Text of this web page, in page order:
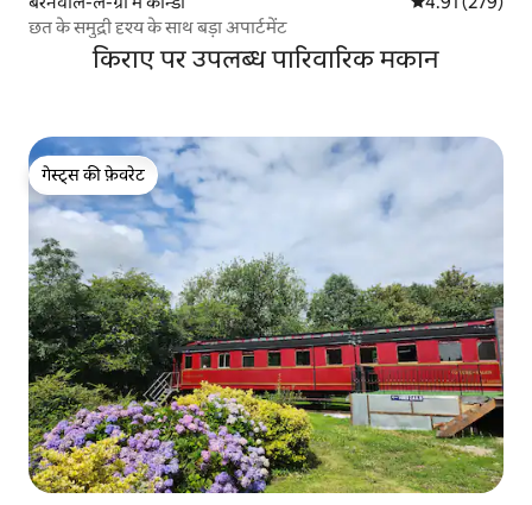
छत के समुद्री दृश्य के साथ बड़ा अपार्टमेंट
किराए पर उपलब्ध पारिवारिक मकान
गेस्ट्स की फ़ेवरेट
गेस्ट्स की फ़ेवरेट